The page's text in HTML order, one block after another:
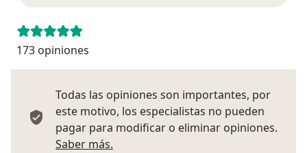
173 opiniones
Todas las opiniones son importantes, por
este motivo, los especialistas no pueden
pagar para modificar o eliminar opiniones.
Saber más.